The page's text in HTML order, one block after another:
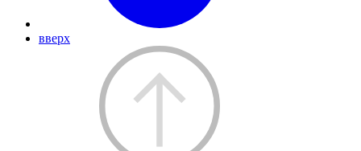
вверх